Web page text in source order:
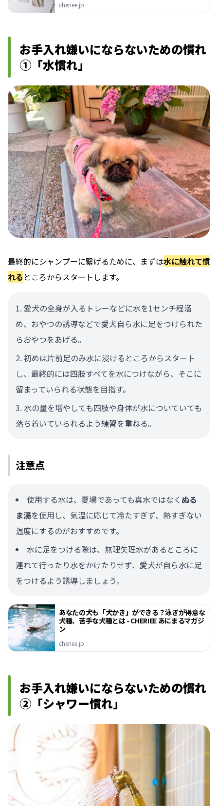
cheriee.jp
お手入れ嫌いにならないための慣れ
①「水慣れ」
最終的にシャンプーに繋げるために、まずは水に触れて慣
れる ところからスタートします。
愛犬の全身が入るトレーなどに水を1センチ程溜
め、おやつの誘導などで愛犬自ら水に足をつけられた
らおやつをあげる。
初めは片前足のみ水に浸けるところからスタート
し、最終的には四肢すべてを水につけながら、そこに
留まっていられる状態を目指す。
水の量を増やしても四肢や身体が水についていても
落ち着いていられるよう練習を重ねる。
注意点
使用する水は、夏場であっても真水ではなく ぬる
ま湯を使用し、気温に応じて冷たすぎず、熱すぎない
温度にするのがおすすめです。
水に足をつける際は、無理矢理水があるところに
連れて行ったり水をかけたりせず、愛犬が自ら水に足
をつけるよう誘導しましょう。
あなたの犬も「犬かき」ができる？泳ぎが得意な
犬種、苦手な犬種とは - CHERIEE あにまるマガジ
ン
cheriee.jp
お手入れ嫌いにならないための慣れ
②「シャワー慣れ」